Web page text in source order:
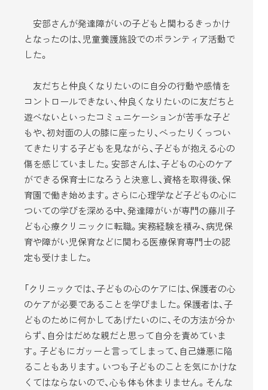
安部さんが発達障がいの子どもと関わるきっかけ
となったのは、児童養護施設でのボランティア活動で
した。
友だちと仲良くなりたいのに自分の行動や感情を
コントロールできない、仲良くなりたいのに友だちと
遊べないといったコミュニケーションが苦手な子ど
もや、初対面の人の膝に座ったり、べったりくっつい
てきたりする子どもを見ながら、子どもが抱える心の
傷を感じていました。安部さんは、子どもの心のケア
ができる保育士になろうと決意し、資格を取得後、保
育園で働き始めます。さらに心理学など子どもの心に
ついての学びを深める中、発達障がいが専門の藤川子
ども心療クリニックに転職。実務経験を積み、病児保
育や障がい児保育などに関わる医療保育専門士の認
定も受けました。
「クリニックでは、子どもの心のケアには、保護者の心
のケアが必要であることを学びました。保護者は、子
どものために何かしてあげたいのに、その方法が分か
らず、自分はだめな親だと思って自分を責めていま
す。子どもにガッーと言ってしまって、自己嫌悪に陥
ることもあります。いつも子どものことを気にかけな
くてはならないので、心も体も休まりません。そんな